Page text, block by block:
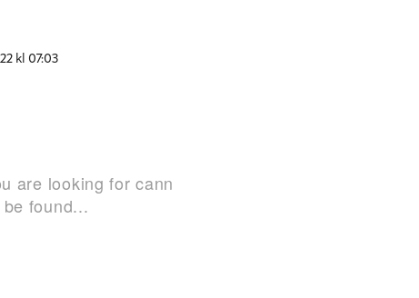
kl 07:03